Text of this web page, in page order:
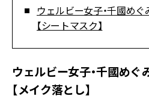
ウェルビー女子・千國め
【シートマスク】
ウェルビー女子・千國め
【メイク落とし】